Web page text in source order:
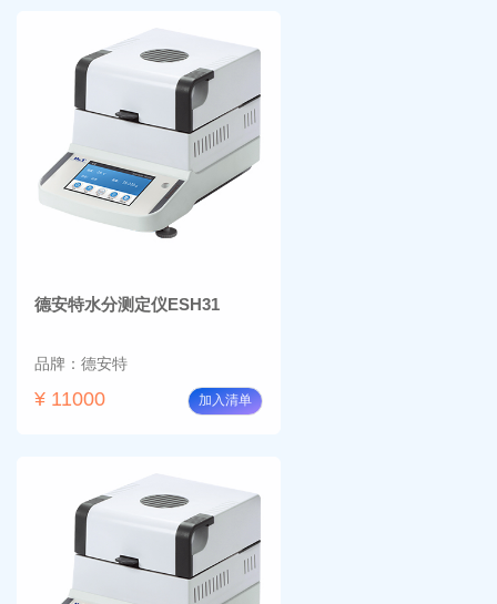
德安特水分测定仪ESH31
品牌：德安特
¥ 11000 加入清单